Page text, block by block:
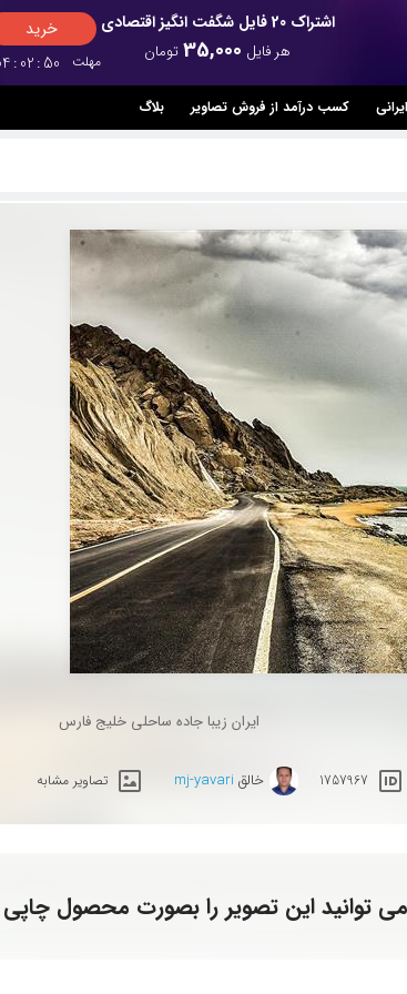
اشتراک 20 فایل شگفت انگیز اقتصادی
هر فایل 35,000تومان
خرید
مهلت :02:49
کسب درآمد از فروش تصاویر بلاگ
ایران زیبا جاده ساحلی خلیج فارس
1757967 خالق mj-yavari تصاویر مشابه
توانید این تصویر را بصورت محصول چاپی